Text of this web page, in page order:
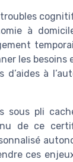
à
les besoins
à
sous pli
de ce
ces